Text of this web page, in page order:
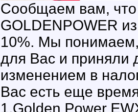
Сообщаем вам, что
GOLDENPOWER
10%. Мы
для Вас и приняли
изменением в
Вас есть еще
1.Golden Power